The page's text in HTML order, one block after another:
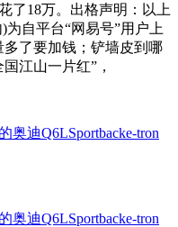
了18万。出格声明：以上
自平台“网易号”用户上
了要加钱；铲墙皮到哪
江山一片红”，
奥迪Q6LSportbacke-tron
奥迪Q6LSportbacke-tron